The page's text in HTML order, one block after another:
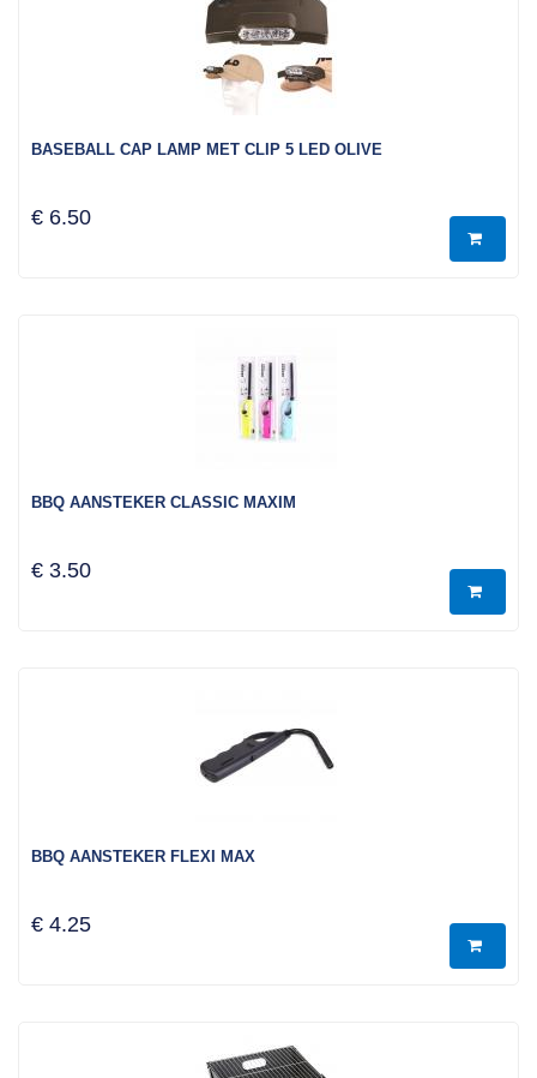
BASEBALL CAP LAMP MET CLIP 5 LED OLIVE
€ 6.50
BBQ AANSTEKER CLASSIC MAXIM
€ 3.50
BBQ AANSTEKER FLEXI MAX
€ 4.25